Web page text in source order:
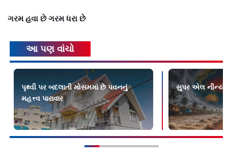
ગરમ હવા છે ગરમ ધરા છે
આ પણ વાંચો
પૃથ્વી પર બદલાતી મોસમમાં છે પવનનું
મહત્ત્વ પારાવાર
સુપર એલ નીન્યો